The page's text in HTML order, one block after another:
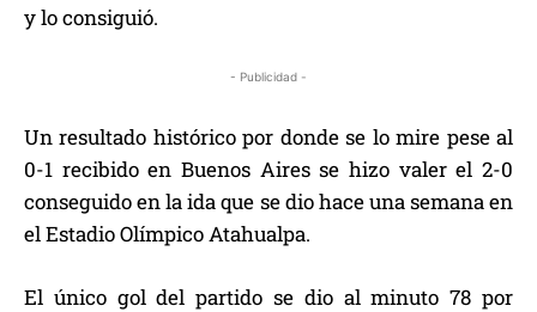
y lo consiguió.
- Publicidad -
Un resultado histórico por donde se lo mire pese al
0-1 recibido en Buenos Aires se hizo valer el 2-0
conseguido en la ida que se dio hace una semana en
el Estadio Olímpico Atahualpa.
El único gol del partido se dio al minuto 78 por